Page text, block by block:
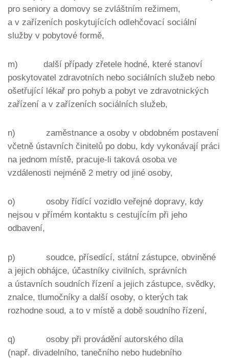
pro seniory a domovy se zvláštním režimem,
a v zařízeních poskytujících odlehčovací sociální
služby v pobytové formě,
m) další případy zřetele hodné, které stanoví
poskytovatel zdravotních nebo sociálních služeb nebo
ošetřující lékař pro pohyb a pobyt ve zdravotnických
zařízení a v zařízeních sociálních služeb,
n) zaměstnance a osoby v obdobném postavení
včetně ústavních činitelů po dobu, kdy vykonávají práci
na jednom místě, pracuje-li taková osoba ve
vzdálenosti nejméně 2 metry od jiné osoby,
o) osoby řídící vozidlo veřejné dopravy, kdy
nejsou v přímém kontaktu s cestujícím při jeho
odbavení,
p) soudce, přísedící, státní zástupce, obviněné
a jejich obhájce, účastníky civilních, správních
a ústavních soudních řízení a jejich zástupce, svědky,
znalce, tlumočníky a další osoby, o kterých tak
rozhodne soud, a to v místě a době soudního řízení,
q) osoby při provádění autorského díla
(např. divadelního, tanečního nebo hudebního